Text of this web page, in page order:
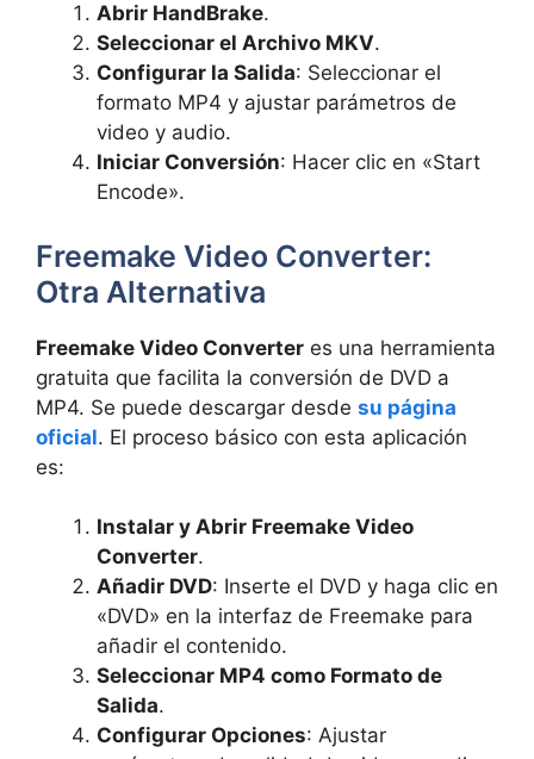
Abrir HandBrake.
Seleccionar el Archivo MKV.
Configurar la Salida: Seleccionar el
formato MP4 y ajustar parámetros de
video y audio.
Iniciar Conversión: Hacer clic en «Start
Encode».
Freemake Video Converter:
Otra Alternativa
Freemake Video Converter es una herramienta
gratuita que facilita la conversión de DVD a
MP4. Se puede descargar desde su página
oficial. El proceso básico con esta aplicación
es:
Instalar y Abrir Freemake Video
Converter.
Añadir DVD: Inserte el DVD y haga clic en
«DVD» en la interfaz de Freemake para
añadir el contenido.
Seleccionar MP4 como Formato de
Salida.
Configurar Opciones: Ajustar